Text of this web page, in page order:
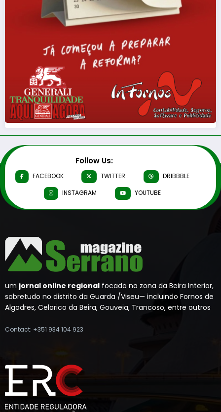
Follow Us:
FACEBOOK TWITTER
DRIBBBLE
INSTAGRAM
YOUTUBE
um jornal online regional focado na zona da Beira Interior,
sobretudo no distrito da Guarda /Viseu— incluindo Fornos de
Algodres, Celorico da Beira, Gouveia, Trancoso, entre outros
Contact: +351 934 104 923